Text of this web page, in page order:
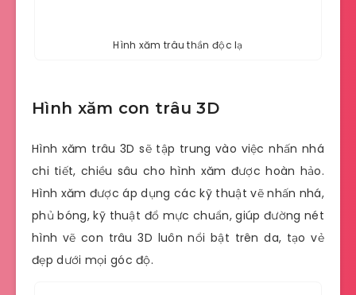
Hình xăm trâu thần độc lạ
Hình xăm con trâu 3D
Hình xăm trâu 3D sẽ tập trung vào việc nhấn nhá
chi tiết, chiều sâu cho hình xăm được hoàn hảo.
Hình xăm được áp dụng các kỹ thuật vẽ nhấn nhá,
phủ bóng, kỹ thuật đổ mực chuẩn, giúp đường nét
hình vẽ con trâu 3D luôn nổi bật trên da, tạo vẻ
đẹp dưới mọi góc độ.